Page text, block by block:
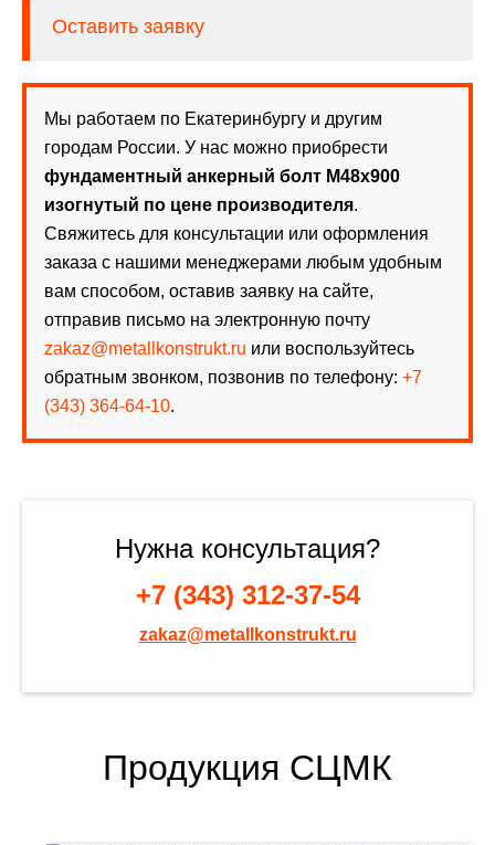
Оставить заявку
Мы работаем по Екатеринбургу и другим
городам России. У нас можно приобрести
фундаментный анкерный болт М48х900
изогнутый по цене производителя.
Свяжитесь для консультации или оформления
заказа с нашими менеджерами любым удобным
вам способом, оставив заявку на сайте,
отправив письмо на электронную почту
zakaz@metallkonstrukt.ru или воспользуйтесь
обратным звонком, позвонив по телефону: +7
(343) 364-64-10.
Нужна консультация?
+7 (343) 312-37-54
zakaz@metallkonstrukt.ru
Продукция СЦМК